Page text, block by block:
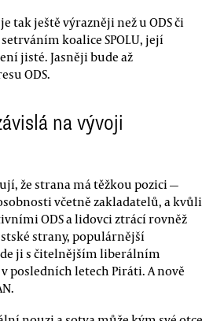
tak ještě výrazněji než u ODS či
setrváním koalice SPOLU, její
jisté. Jasněji bude až
ODS.
na vývoji
že strana má těžkou pozici —
včetně zakladatelů, a kvůli
ODS a lidovci ztrácí rovněž
strany, populárnější
ji s čitelnějším liberálním
posledních letech Piráti. A nově